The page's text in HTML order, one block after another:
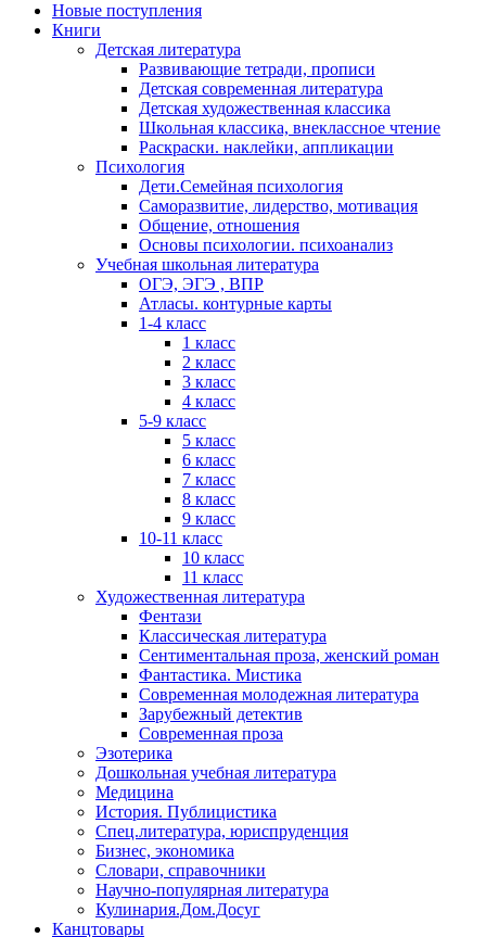
Новые поступления
Книги
Детская литература
Развивающие тетради, прописи
Детская современная литература
Детская художественная классика
Школьная классика, внеклассное чтение
Раскраски. наклейки, аппликации
Психология
Дети.Семейная психология
Саморазвитие, лидерство, мотивация
Общение, отношения
Основы психологии. психоанализ
Учебная школьная литература
ОГЭ, ЭГЭ , ВПР
Атласы. контурные карты
1-4 класс
1 класс
2 класс
3 класс
4 класс
5-9 класс
5 класс
6 класс
7 класс
8 класс
9 класс
10-11 класс
10 класс
11 класс
Художественная литература
Фентази
Классическая литература
Сентиментальная проза, женский роман
Фантастика. Мистика
Современная молодежная литература
Зарубежный детектив
Современная проза
Эзотерика
Дошкольная учебная литература
Медицина
История. Публицистика
Спец.литература, юриспруденция
Бизнес, экономика
Словари, справочники
Научно-популярная литература
Кулинария.Дом.Досуг
Канцтовары